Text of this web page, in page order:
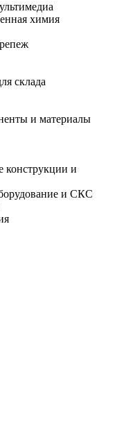
химия
склада
и материалы
конструкции и
и СКС